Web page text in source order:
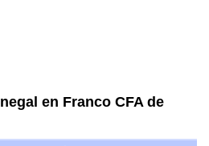
en Franco CFA de